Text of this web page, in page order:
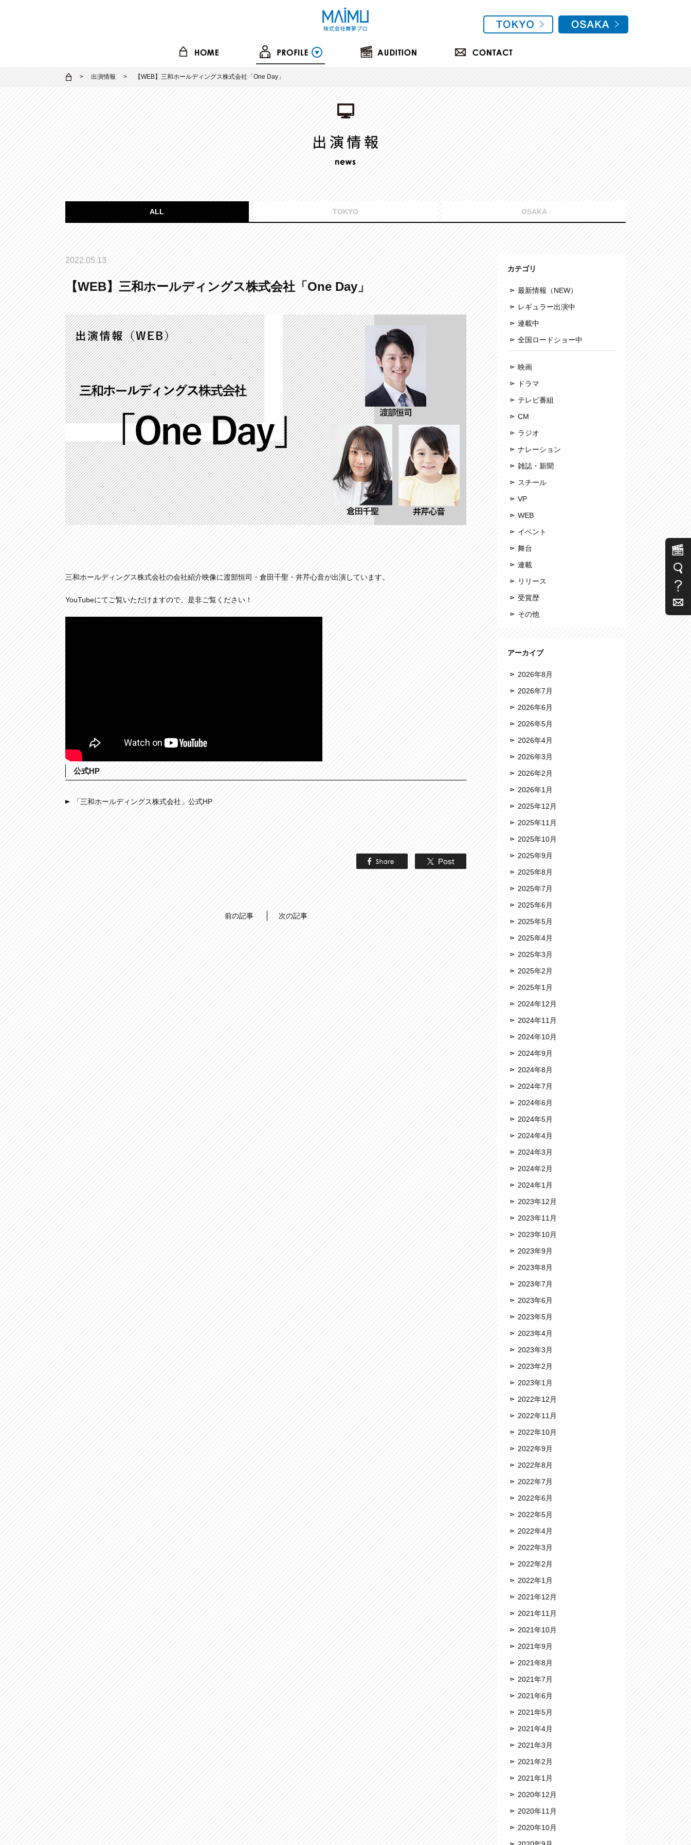
出演情報 【WEB】三和ホールディングス株式会社「One Day」
ALL TOKYO OSAKA
2022.05.13
【WEB】三和ホールディングス株式会社「One Day」
三和ホールディングス株式会社の会社紹介映像に渡部恒司・倉田千聖・井芹心音が出演しています。
YouTubeにてご覧いただけますので、是非ご覧ください！
公式HP
「三和ホールディングス株式会社」公式HP
前の記事 次の記事
カテゴリ
最新情報（NEW）
レギュラー出演中
連載中
全国ロードショー中
映画
ドラマ
テレビ番組
CM
ラジオ
ナレーション
雑誌・新聞
スチール
VP
WEB
イベント
舞台
連載
リリース
受賞歴
その他
アーカイブ
2026年8月
2026年7月
2026年6月
2026年5月
2026年4月
2026年3月
2026年2月
2026年1月
2025年12月
2025年11月
2025年10月
2025年9月
2025年8月
2025年7月
2025年6月
2025年5月
2025年4月
2025年3月
2025年2月
2025年1月
2024年12月
2024年11月
2024年10月
2024年9月
2024年8月
2024年7月
2024年6月
2024年5月
2024年4月
2024年3月
2024年2月
2024年1月
2023年12月
2023年11月
2023年10月
2023年9月
2023年8月
2023年7月
2023年6月
2023年5月
2023年4月
2023年3月
2023年2月
2023年1月
2022年12月
2022年11月
2022年10月
2022年9月
2022年8月
2022年7月
2022年6月
2022年5月
2022年4月
2022年3月
2022年2月
2022年1月
2021年12月
2021年11月
2021年10月
2021年9月
2021年8月
2021年7月
2021年6月
2021年5月
2021年4月
2021年3月
2021年2月
2021年1月
2020年12月
2020年11月
2020年10月